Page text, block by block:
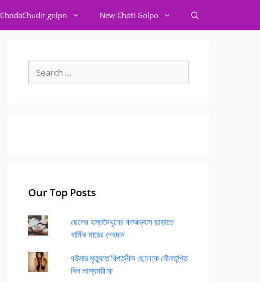
ChodaChudir golpo New Choti Golpo
for:
Our Top Posts
ছেলের হস্তমৈথুনের বদঅভ্যাস ছাড়াতে
ধার্মিক মায়ের দেহদান
বউমার মৃত্যুতে বিপত্নীক ছেলেকে যৌনতৃপ্তি
দিল লাস্যময়ী মা